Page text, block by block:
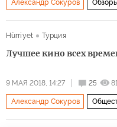
Александр Сокуров
Иран Владимир Путин
Биньямин Нетаньяху
Сергей Эйзенштейн
Hürriyet Турция
Лучшее кино всех
9 МАЯ 2018, 14:27 25
Александр Сокуров